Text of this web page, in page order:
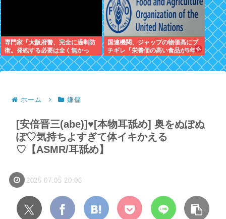
専門家「大阪府警、完全に過剰防
衛。発砲する必要は全く無かっ
た」
国連機関、ジャップの物価高にブ
チギレ「栄養価の高い食品が5年
で25%上昇。再貧困層が健康的な
食事を取ることが不可能」
ホーム 嫌儲
[安倍晋三(abe)]♥[本物耳舐め] 奥をぬぽぬ
ぽ♡気持ちよすぎて体イキかえる
♡【ASMR/耳舐め】
2025.07.05 20:06